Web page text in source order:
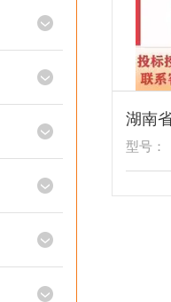
型号：